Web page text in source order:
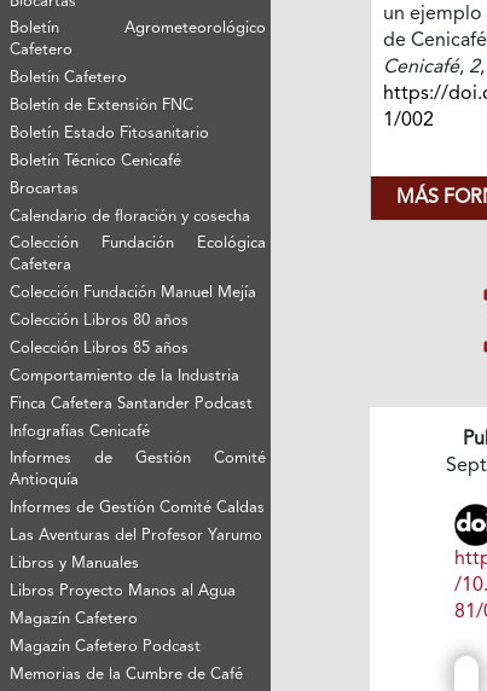
Boletín Agrometeorológico
Cafetero
Boletín Cafetero
Boletín de Extensión FNC
Boletín Estado Fitosanitario
Boletín Técnico Cenicafé
Brocartas
Calendario de floración y cosecha
Colección Fundación Ecológica
Cafetera
Colección Fundación Manuel Mejía
Colección Libros 80 años
Colección Libros 85 años
Comportamiento de la Industria
Finca Cafetera Santander Podcast
Infografías Cenicafé
Informes de Gestión Comité
Antioquía
Informes de Gestión Comité Caldas
Las Aventuras del Profesor Yarumo
Libros y Manuales
Libros Proyecto Manos al Agua
Magazín Cafetero
Magazín Cafetero Podcast
Memorias de la Cumbre de Café
un ejemplo
de
Cenicafé, 2
https://
1/002
MÁS
/
81/